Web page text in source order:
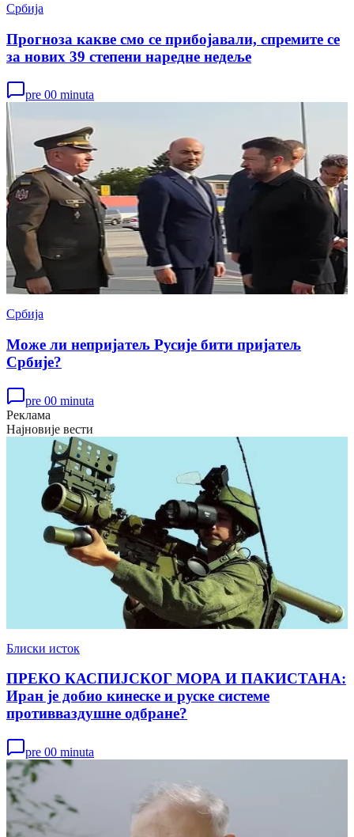
Србија
Прогноза какве смо се прибојавали, спремите се
за нових 39 степени наредне недеље
pre 00 minuta
Србија
Може ли непријатељ Русије бити пријатељ
Србије?
pre 00 minuta
Реклама
Најновије вести
Блиски исток
ПРЕКО КАСПИЈСКОГ МОРА И ПАКИСТАНА:
Иран је добио кинеске и руске системе
противваздушне одбране?
pre 00 minuta